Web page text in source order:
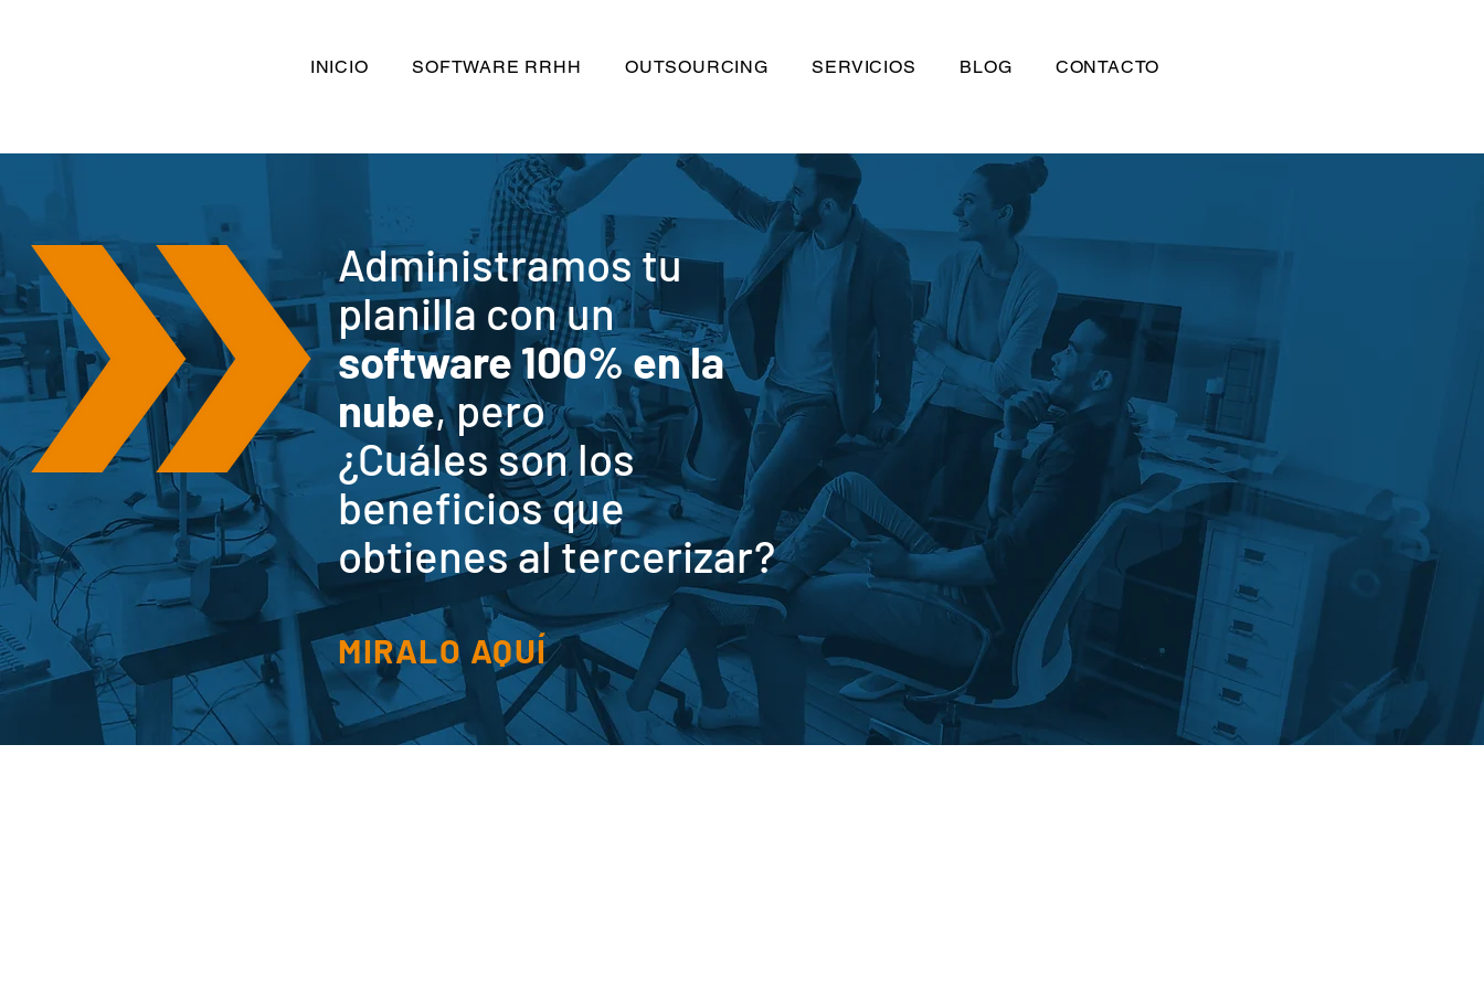
INICIO SOFTWARE RRHH OUTSOURCING SERVICIOS BLOG CONTACTO
Administramos tu
planilla con un
software 100% en la
nube, pero
¿Cuáles son los
beneficios que
obtienes al tercerizar?
MIRALO AQUÍ